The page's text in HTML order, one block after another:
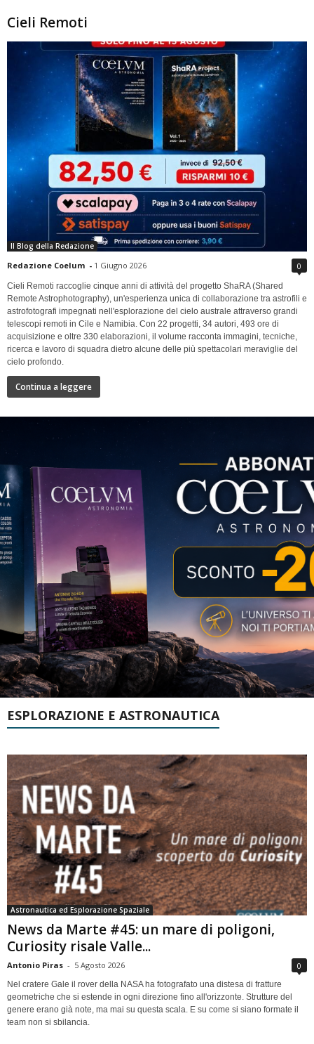
Cieli Remoti
Il Blog della Redazione
Redazione Coelum - 1 Giugno 2026 0
Cieli Remoti raccoglie cinque anni di attività del progetto ShaRA (Shared
Remote Astrophotography), un'esperienza unica di collaborazione tra astrofili e
astrofotografi impegnati nell'esplorazione del cielo australe attraverso grandi
telescopi remoti in Cile e Namibia. Con 22 progetti, 34 autori, 493 ore di
acquisizione e oltre 330 elaborazioni, il volume racconta immagini, tecniche,
ricerca e lavoro di squadra dietro alcune delle più spettacolari meraviglie del
cielo profondo.
Continua a leggere
ESPLORAZIONE E ASTRONAUTICA
Astronautica ed Esplorazione Spaziale
News da Marte #45: un mare di poligoni,
Curiosity risale Valle...
Antonio Piras - 5 Agosto 2026 0
Nel cratere Gale il rover della NASA ha fotografato una distesa di fratture
geometriche che si estende in ogni direzione fino all'orizzonte. Strutture del
genere erano già note, ma mai su questa scala. E su come si siano formate il
team non si sbilancia.